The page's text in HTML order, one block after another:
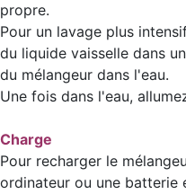
propre.
Pour un lavage plus
du liquide vaisselle dans
du mélangeur dans l'eau.
Une fois dans l'eau,
Charge
Pour recharger le
ordinateur ou une batterie